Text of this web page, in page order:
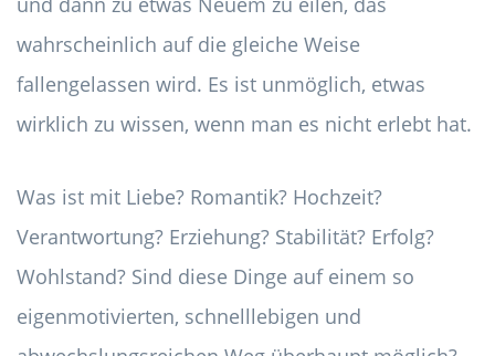
wahrscheinlich auf die gleiche Weise
fallengelassen wird. Es ist unmöglich, etwas
wirklich zu wissen, wenn man es nicht erlebt hat.
Was ist mit Liebe? Romantik? Hochzeit?
Verantwortung? Erziehung? Stabilität? Erfolg?
Wohlstand? Sind diese Dinge auf einem so
eigenmotivierten, schnelllebigen und